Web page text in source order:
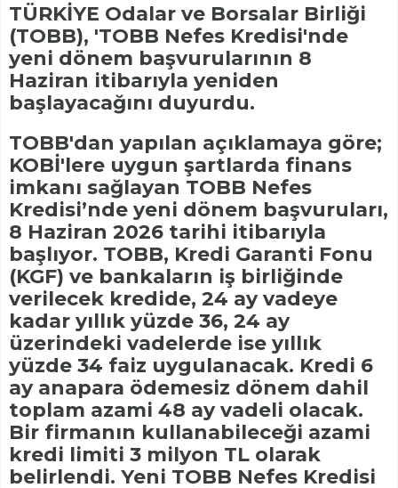
TÜRKİYE Odalar ve Borsalar Birliği
(TOBB), 'TOBB Nefes Kredisi'nde
yeni dönem başvurularının 8
Haziran itibarıyla yeniden
başlayacağını duyurdu.
TOBB'dan yapılan açıklamaya göre;
KOBİ'lere uygun şartlarda finans
imkanı sağlayan TOBB Nefes
Kredisi’nde yeni dönem başvuruları,
8 Haziran 2026 tarihi itibarıyla
başlıyor. TOBB, Kredi Garanti Fonu
(KGF) ve bankaların iş birliğinde
verilecek kredide, 24 ay vadeye
kadar yıllık yüzde 36, 24 ay
üzerindeki vadelerde ise yıllık
yüzde 34 faiz uygulanacak. Kredi 6
ay anapara ödemesiz dönem dahil
toplam azami 48 ay vadeli olacak.
Bir firmanın kullanabileceği azami
kredi limiti 3 milyon TL olarak
belirlendi. Yeni TOBB Nefes Kredisi